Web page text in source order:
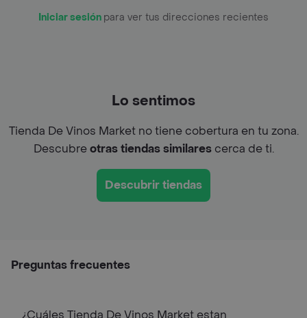
Iniciar sesión para ver tus direcciones recientes
Lo sentimos
Tienda De Vinos Market no tiene cobertura en tu zona.
Descubreotras tiendas similarescerca de ti.
Descubrir tiendas
Preguntas frecuentes
¿Cuáles Tienda De Vinos Market estan